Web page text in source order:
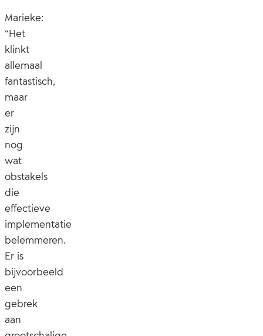
Marieke:
“Het
klinkt
allemaal
fantastisch,
maar
er
zijn
nog
wat
obstakels
die
effectieve
implementatie
belemmeren.
Er is
bijvoorbeeld
een
gebrek
aan